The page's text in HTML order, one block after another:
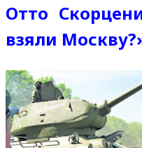
Отто
взяли